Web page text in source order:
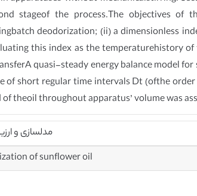
stageof the process.The objectives
deodorization; (ii) a dimensionless
this index as the temperaturehistory
quasi-steady energy balance model
of short regular time intervals Dt (ofthe
theoil throughout apparatus’ volume was
مدلسازی و
of sunflower oil